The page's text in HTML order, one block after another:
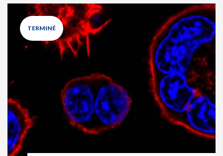
TERMINÉ